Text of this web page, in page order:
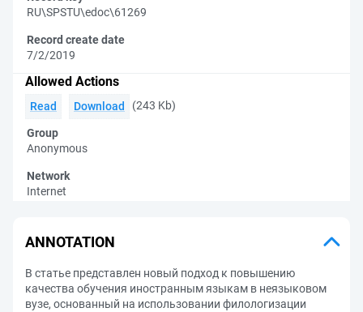
RU\SPSTU\edoc\61269
Record create date
7/2/2019
Allowed Actions
Read Download (243 Kb)
Group
Anonymous
Network
Internet
ANNOTATION
В статье представлен новый подход к повышению
качества обучения иностранным языкам в неязыковом
вузе, основанный на использовании филологизации